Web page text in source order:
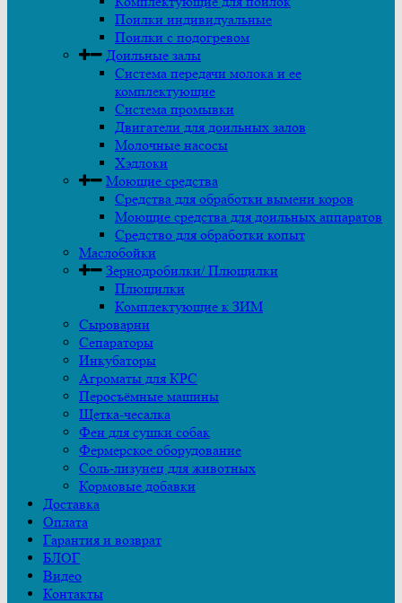
Поилки индивидуальные
Поилки с подогревом
Доильные залы
Система передачи молока и ее
комплектующие
Система промывки
Двигатели для доильных залов
Молочные насосы
Хэдлоки
Моющие средства
Средства для обработки вымени коров
Моющие средства для доильных аппаратов
Средство для обработки копыт
Маслобойки
Зернодробилки/ Плющилки
Плющилки
Комплектующие к ЗИМ
Сыроварни
Сепараторы
Инкубаторы
Агроматы для КРС
Перосъёмные машины
Щетка-чесалка
Фен для сушки собак
Фермерское оборудование
Соль-лизунец для животных
Кормовые добавки
Доставка
Оплата
Гарантия и возврат
БЛОГ
Видео
Контакты